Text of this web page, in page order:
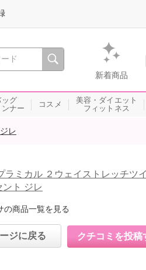
間を。通販・テレビショッピングのショップチャンネル
新着商品
グ
ナー
コスメ
美容・ダイエット
フィットネス
レ
ラミカル ２ウェイストレッチツ
ント ジレ
の商品一覧を見る
ジに戻る クチコミを投稿